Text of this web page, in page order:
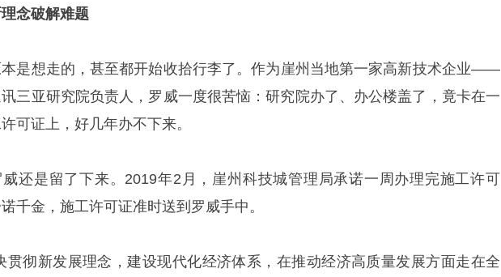
念破解难题
本是想走的，甚至都开始收拾行李了。作为崖州当地第一家高新技术企业——
三亚研究院负责人，罗威一度很苦恼：研究院办了、办公楼盖了，竟卡在一
可证上，好几年办不下来。
还是留了下来。2019年2月，崖州科技城管理局承诺一周办理完施工许可
千金，施工许可证准时送到罗威手中。
贯彻新发展理念，建设现代化经济体系，在推动经济高质量发展方面走在全